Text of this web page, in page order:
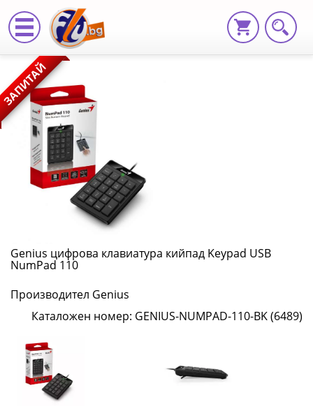
Genius
цифрова
клавиатура
кийпад
Keypad
USB
NumPad
110
GENIUS-
NUMPAD-
BK
(6489)
ЗАПИТАЙ
Genius цифрова клавиатура кийпад Keypad USB
NumPad 110
Производител Genius
Каталожен номер: GENIUS-NUMPAD-110-BK (6489)